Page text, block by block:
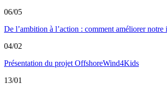
06/05
De l’ambition à l’action : comment améliorer notre
04/02
Présentation du projet OffshoreWind4Kids
13/01